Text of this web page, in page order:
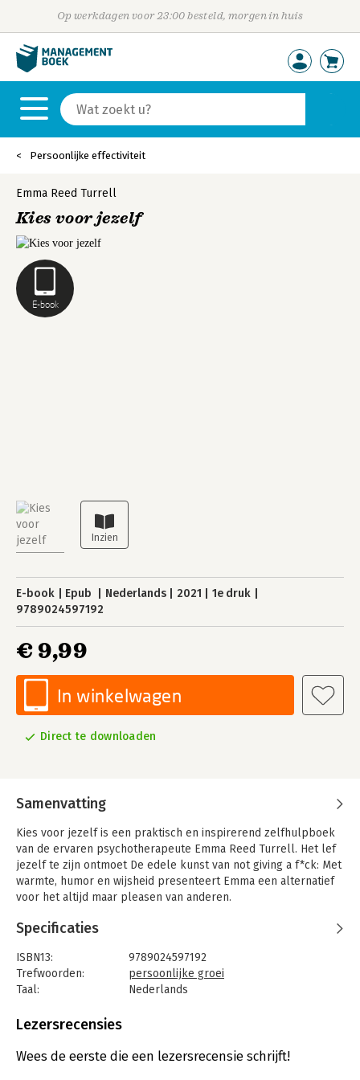
Op werkdagen voor 23:00 besteld, morgen in huis
Persoonlijke effectiviteit
E-book
Emma Reed Turrell
Kies voor jezelf
E-book Epub Nederlands 2021
1e druk
9789024597192
€ 9,99
In winkelwagen
Direct te downloaden
Samenvatting
Kies voor jezelf is een praktisch en inspirerend zelfhulpboek
van de ervaren psychotherapeute Emma Reed Turrell. Het lef
jezelf te zijn ontmoet De edele kunst van not giving a f*ck: Met
warmte, humor en wijsheid presenteert Emma een alternatief
voor het altijd maar pleasen van anderen.
Als psychotherapeute ziet Emma Reed Turrell dagelijks de
drang om te ‘people-pleasen’: onszelf wegcijferen ten
voordele van anderen. Aan de hand van persoonlijke verhalen
van allerlei soorten mensen, die allemaal op hun eigen manier
last hebben van die drang, doet Emma een heleboel inzichten
moment te leven en op een gezonde manier meer voor
onszelf zorgen, we ook anderen beter kunnen helpen.
Specificaties
ISBN13:
9789024597192
Trefwoorden:
persoonlijke groei
Taal:
Nederlands
Beveiliging:
Aantal pagina's:
177
Lezersrecensies
Wees de eerste die een lezersrecensie schrijft!